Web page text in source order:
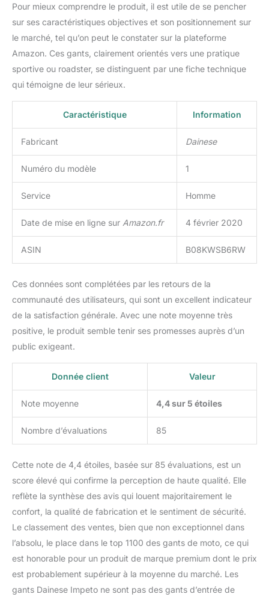
Pour mieux comprendre le produit, il est utile de se pencher
sur ses caractéristiques objectives et son positionnement sur
le marché, tel qu’on peut le constater sur la plateforme
Amazon. Ces gants, clairement orientés vers une pratique
sportive ou roadster, se distinguent par une fiche technique
qui témoigne de leur sérieux.
Caractéristique Information
Fabricant Dainese
Numéro du modèle 1
Service Homme
Date de mise en ligne sur Amazon.fr 4 février 2020
ASIN B08KWSB6RW
Ces données sont complétées par les retours de la
communauté des utilisateurs, qui sont un excellent indicateur
de la satisfaction générale. Avec une note moyenne très
positive, le produit semble tenir ses promesses auprès d’un
public exigeant.
Donnée client Valeur
Note moyenne 4,4 sur 5 étoiles
Nombre d’évaluations 85
Cette note de 4,4 étoiles, basée sur 85 évaluations, est un
score élevé qui confirme la perception de haute qualité. Elle
reflète la synthèse des avis qui louent majoritairement le
confort, la qualité de fabrication et le sentiment de sécurité.
Le classement des ventes, bien que non exceptionnel dans
l’absolu, le place dans le top 1100 des gants de moto, ce qui
est honorable pour un produit de marque premium dont le prix
est probablement supérieur à la moyenne du marché. Les
gants Dainese Impeto ne sont pas des gants d’entrée de